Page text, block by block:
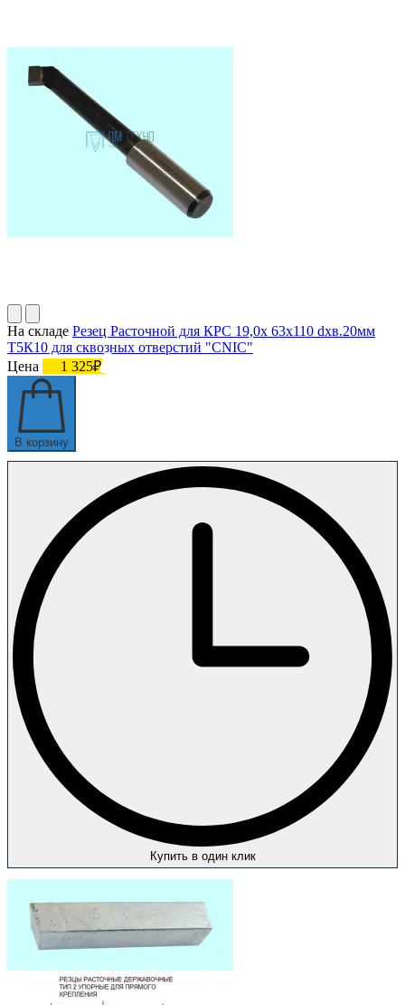
На складе Резец Расточной для КРС 19,0х 63х110 dхв.20мм
Т5К10 для сквозных отверстий "CNIC"
Цена
1 325₽
В корзину
Купить в один клик